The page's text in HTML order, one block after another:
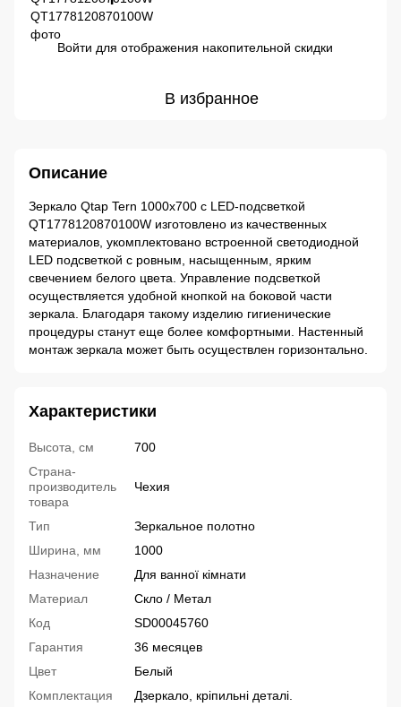
Войти для отображения накопительной скидки
В избранное
Описание
Зеркало Qtap Tern 1000х700 с LED-подсветкой
QT1778120870100W изготовлено из качественных
материалов, укомплектовано встроенной светодиодной
LED подсветкой с ровным, насыщенным, ярким
свечением белого цвета. Управление подсветкой
осуществляется удобной кнопкой на боковой части
зеркала. Благодаря такому изделию гигиенические
процедуры станут еще более комфортными. Настенный
монтаж зеркала может быть осуществлен горизонтально.
Характеристики
Высота, см
700
Страна-
производитель
товара
Чехия
Тип
Зеркальное полотно
Ширина, мм
1000
Назначение
Для ванної кімнати
Материал
Скло / Метал
Код
SD00045760
Гарантия
36 месяцев
Цвет
Белый
Комплектация
Дзеркало, кріпильні деталі.